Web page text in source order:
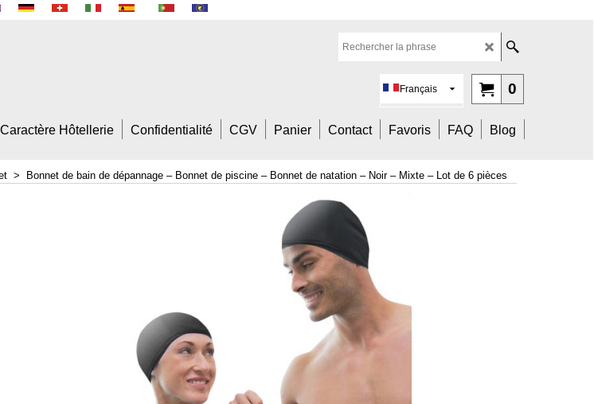
0
Français
Caractère Hôtellerie Confidentialité CGV Panier Contact Favoris FAQ Blog
> Bonnet de bain de dépannage – Bonnet de piscine – Bonnet de natation – Noir – Mixte – Lot de 6 pièces